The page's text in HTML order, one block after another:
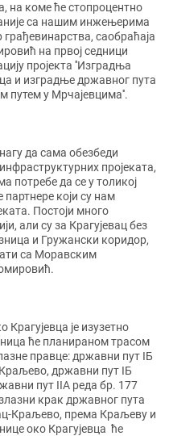
на коме ће стопроцентно
са нашим инжењерима
саобраћаја
на првој седници
пројекта ''Изградња
и изградње државног пута
путем у Мрчајевцима''.
да сама обезбеди
пројеката,
потребе да се у толикој
који су нам
Постоји много
али су за Крагујевац без
и Гружански коридор,
са Моравским
је изузетно
ће планираном трасом
правце: државни пут IБ
државни пут IБ
пут IIА реда бр. 177
крак државног пута
Краљево, према Краљеву и
око Крагујевца ће